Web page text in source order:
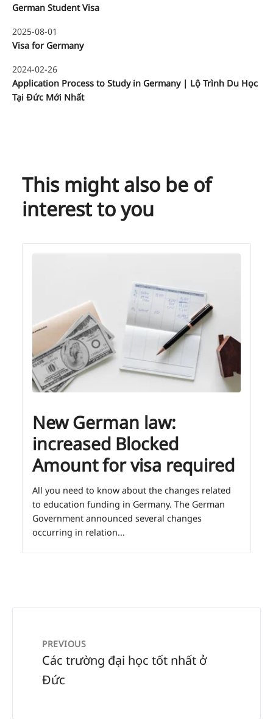
German Student Visa
2025-08-01
Visa for Germany
2024-02-26
Application Process to Study in Germany | Lộ Trình Du Học
Tại Đức Mới Nhất
This might also be of
interest to you
New German law:
increased Blocked
Amount for visa required
All you need to know about the changes related
to education funding in Germany. The German
Government announced several changes
occurring in relation...
PREVIOUS
Các trường đại học tốt nhất ở
Đức